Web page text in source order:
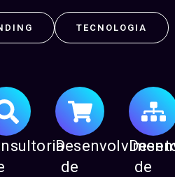
TECNOLOGIA
de
de